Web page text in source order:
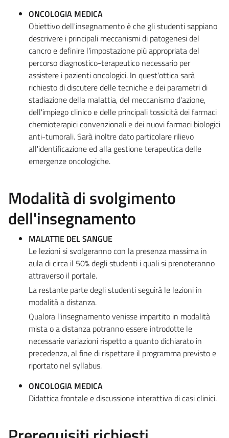
ONCOLOGIA MEDICA
Obiettivo dell'insegnamento è che gli studenti sappiano
descrivere i principali meccanismi di patogenesi del
cancro e definire l'impostazione più appropriata del
percorso diagnostico-terapeutico necessario per
assistere i pazienti oncologici. In quest'ottica sarà
richiesto di discutere delle tecniche e dei parametri di
stadiazione della malattia, del meccanismo d'azione,
dell'impiego clinico e delle principali tossicità dei farmaci
chemioterapici convenzionali e dei nuovi farmaci biologici
anti-tumorali. Sarà inoltre dato particolare rilievo
all'identificazione ed alla gestione terapeutica delle
emergenze oncologiche.
Modalità di svolgimento
dell'insegnamento
MALATTIE DEL SANGUE
Le lezioni si svolgeranno con la presenza massima in
aula di circa il 50% degli studenti i quali si prenoteranno
attraverso il portale.
La restante parte degli studenti seguirà le lezioni in
modalità a distanza.
Qualora l'insegnamento venisse impartito in modalità
mista o a distanza potranno essere introdotte le
necessarie variazioni rispetto a quanto dichiarato in
precedenza, al fine di rispettare il programma previsto e
riportato nel syllabus.
ONCOLOGIA MEDICA
Didattica frontale e discussione interattiva di casi clinici.